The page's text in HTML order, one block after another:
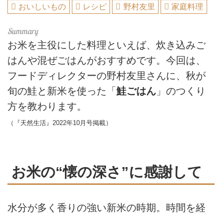
おいしいもの レシピ 野村友里 家庭料理
お米を主役にした料理といえば、炊き込みご
はんや混ぜごはんがおすすめです。今回は、
フードディレクターの野村友里さんに、秋が
旬の鮭と新米を使った「 鮭ごはん 」のつくり
方を教わります。
（『天然生活』2022年10月号掲載）
お米の“懐の深さ”に感謝して
水分が多く香りの強い新米の時期。時間を経